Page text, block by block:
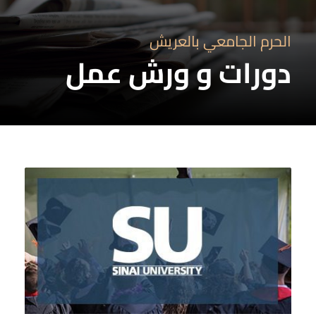
الحرم الجامعي بالعريش
دورات و ورش عمل